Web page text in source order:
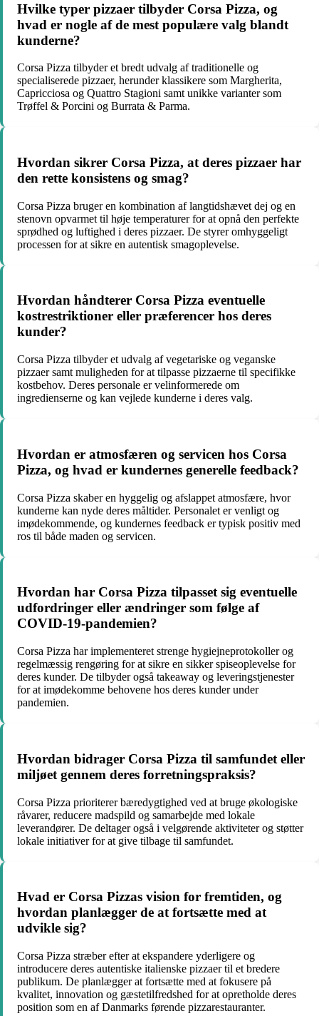
Hvilke typer pizzaer tilbyder Corsa Pizza, og
hvad er nogle af de mest populære valg blandt
kunderne?
Corsa Pizza tilbyder et bredt udvalg af traditionelle og
specialiserede pizzaer, herunder klassikere som Margherita,
Capricciosa og Quattro Stagioni samt unikke varianter som
Trøffel & Porcini og Burrata & Parma.
Hvordan sikrer Corsa Pizza, at deres pizzaer har
den rette konsistens og smag?
Corsa Pizza bruger en kombination af langtidshævet dej og en
stenovn opvarmet til høje temperaturer for at opnå den perfekte
sprødhed og luftighed i deres pizzaer. De styrer omhyggeligt
processen for at sikre en autentisk smagoplevelse.
Hvordan håndterer Corsa Pizza eventuelle
kostrestriktioner eller præferencer hos deres
kunder?
Corsa Pizza tilbyder et udvalg af vegetariske og veganske
pizzaer samt muligheden for at tilpasse pizzaerne til specifikke
kostbehov. Deres personale er velinformerede om
ingredienserne og kan vejlede kunderne i deres valg.
Hvordan er atmosfæren og servicen hos Corsa
Pizza, og hvad er kundernes generelle feedback?
Corsa Pizza skaber en hyggelig og afslappet atmosfære, hvor
kunderne kan nyde deres måltider. Personalet er venligt og
imødekommende, og kundernes feedback er typisk positiv med
ros til både maden og servicen.
Hvordan har Corsa Pizza tilpasset sig eventuelle
udfordringer eller ændringer som følge af
COVID-19-pandemien?
Corsa Pizza har implementeret strenge hygiejneprotokoller og
regelmæssig rengøring for at sikre en sikker spiseoplevelse for
deres kunder. De tilbyder også takeaway og leveringstjenester
for at imødekomme behovene hos deres kunder under
pandemien.
Hvordan bidrager Corsa Pizza til samfundet eller
miljøet gennem deres forretningspraksis?
Corsa Pizza prioriterer bæredygtighed ved at bruge økologiske
råvarer, reducere madspild og samarbejde med lokale
leverandører. De deltager også i velgørende aktiviteter og støtter
lokale initiativer for at give tilbage til samfundet.
Hvad er Corsa Pizzas vision for fremtiden, og
hvordan planlægger de at fortsætte med at
udvikle sig?
Corsa Pizza stræber efter at ekspandere yderligere og
introducere deres autentiske italienske pizzaer til et bredere
publikum. De planlægger at fortsætte med at fokusere på
kvalitet, innovation og gæstetilfredshed for at opretholde deres
position som en af Danmarks førende pizzarestauranter.